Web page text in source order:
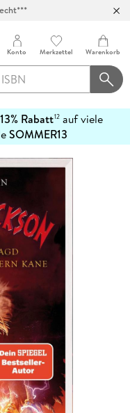
Konto Merkzettel Warenkorb
13% Rabatt12 auf viele
SOMMER13